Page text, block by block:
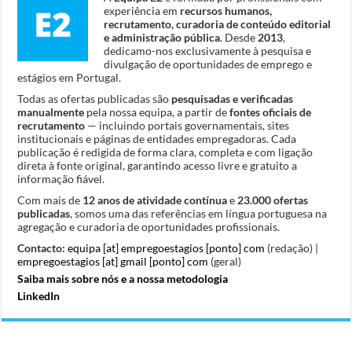
experiência em recursos humanos,
recrutamento, curadoria de conteúdo editorial
e administração pública. Desde 2013,
dedicamo-nos exclusivamente à pesquisa e
divulgação de oportunidades de emprego e
estágios em Portugal.
Todas as ofertas publicadas são pesquisadas e verificadas
manualmente pela nossa equipa, a partir defontes oficiais de
recrutamento — incluindo portais governamentais, sites
institucionais e páginas de entidades empregadoras. Cada
publicação é redigida de forma clara, completa e com ligação
direta à fonte original, garantindo acesso livre e gratuito a
informação fiável.
Com mais de 12 anos de atividade contínuae 23.000 ofertas
publicadas, somos uma das referências em língua portuguesa na
agregação e curadoria de oportunidades profissionais.
Contacto: equipa [at] empregoestagios [ponto] com (redação) |
empregoestagios [at] gmail [ponto] com (geral)
Saiba mais sobre nós e a nossa metodologia
LinkedIn